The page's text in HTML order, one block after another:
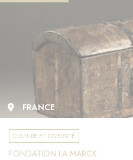
FRANCE
CULTURE ET DIVERSITÉ
FONDATION LA MARCK